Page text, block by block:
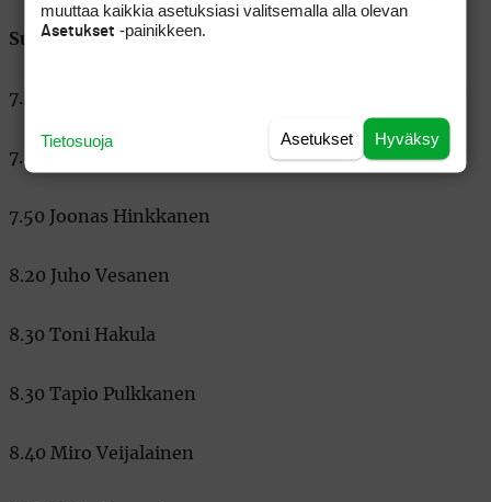
Suomalaisten lähtöajat keskiviikkona
7.40. Tuomas Salminen
7.50. Mikael Salminen
7.50 Joonas Hinkkanen
8.20 Juho Vesanen
8.30 Toni Hakula
8.30 Tapio Pulkkanen
8.40 Miro Veijalainen
muuttaa kaikkia asetuksiasi valitsemalla alla olevan
Asetukset -painikkeen.
Hyväksy
Asetukset
Tietosuoja